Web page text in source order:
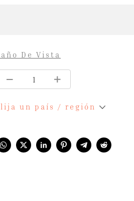
un país / región
De Vista